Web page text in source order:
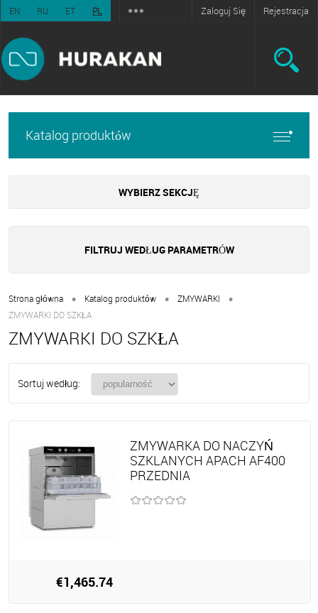
EN RU ET PL Zaloguj Się Rejestracja
Katalog produktów
WYBIERZ SEKCJĘ
FILTRUJ WEDŁUG PARAMETRÓW
Strona główna • Katalog produktów • ZMYWARKI •
ZMYWARKI DO SZKŁA
ZMYWARKI DO SZKŁA
Sortuj według:
ZMYWARKA DO NACZYŃ
SZKLANYCH APACH AF400
PRZEDNIA
€1,465.74